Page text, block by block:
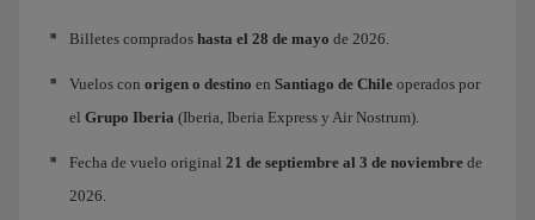
Billetes comprados hasta el 28 de mayo de 2026.
Vuelos con origen o destino en Santiago de Chile operados por
el Grupo Iberia (Iberia, Iberia Express y Air Nostrum).
Fecha de vuelo original 21 de septiembre al 3 de noviembre de
2026.